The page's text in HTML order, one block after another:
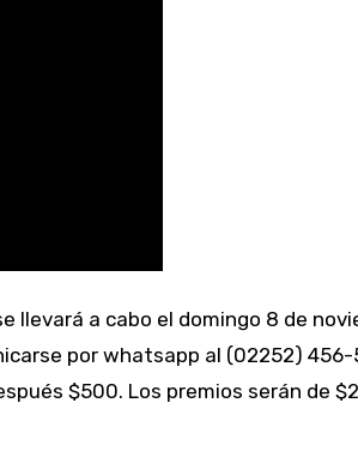
por whatsapp al (02252)
$500. Los premios serán de